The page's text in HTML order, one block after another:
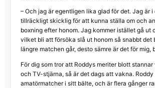
– Och jag är egentligen lika glad för det. Jag är
tillräckligt skicklig för att kunna ställa om och
boxning efter honom. Jag kommer istället gå ut
vilket bli att försöka slå ut honom så snabbt det
längre matchen går, desto sämre är det för mig,
För dig som tror att Roddys meriter blott
och TV-stjärna, så är det dags att vakna.
amatörmatcher i sitt bälte, och är flera gånger